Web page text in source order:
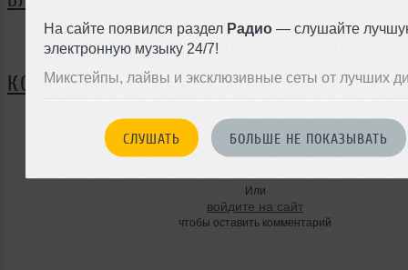
На сайте появился раздел Радио — слушайте
электронную музыку 24/7!
Микстейпы, лайвы и эксклюзивные сеты от лучших
СЛУШАТЬ БОЛЬШЕ НЕ ПОКАЗЫВАТЬ
Нет записей в блоге
КОММЕНТАРИИ
ЗАРЕГИСТРИРУЙТЕСЬ
Или
войдите на сайт
чтобы оставить комментарий